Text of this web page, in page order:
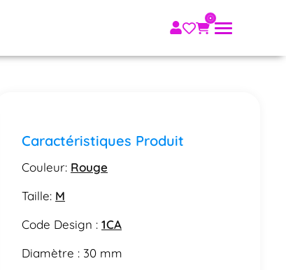
Caractéristiques Produit
Couleur: Rouge
Taille: M
Code Design :1CA
Diamètre : 30 mm